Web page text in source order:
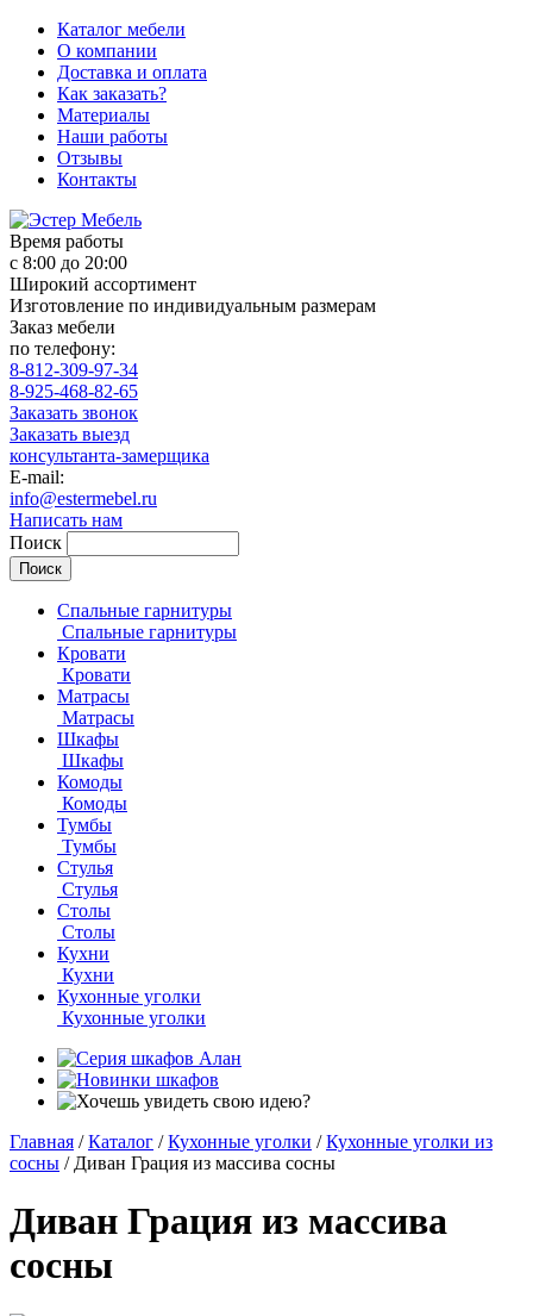
Каталог мебели
О компании
Доставка и оплата
Как заказать?
Материалы
Наши работы
Отзывы
Контакты
Время работы
с 8:00 до 20:00
Широкий ассортимент
Изготовление по индивидуальным размерам
Заказ мебели
по телефону:
8-812-309-97-34
8-925-468-82-65
Заказать звонок
Заказать выезд
консультанта-замерщика
E-mail:
info@estermebel.ru
Написать нам
Поиск
Спальные гарнитуры
Спальные гарнитуры
Кровати
Кровати
Матрасы
Матрасы
Шкафы
Шкафы
Комоды
Комоды
Тумбы
Тумбы
Стулья
Стулья
Столы
Столы
Кухни
Кухни
Кухонные уголки
Кухонные уголки
Главная / Каталог / Кухонные уголки / Кухонные уголки из
сосны / Диван Грация из массива сосны
Диван Грация из массива
сосны